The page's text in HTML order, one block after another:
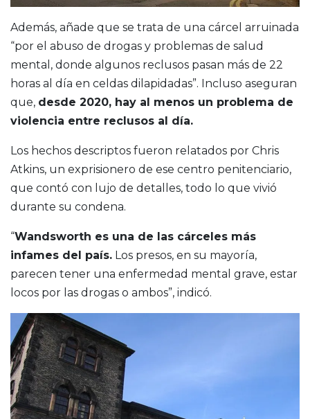
Además, añade que se trata de una cárcel arruinada
“por el abuso de drogas y problemas de salud
mental, donde algunos reclusos pasan más de 22
horas al día en celdas dilapidadas”. Incluso aseguran
que, desde 2020, hay al menos un problema de
violencia entre reclusos al día.
Los hechos descriptos fueron relatados por Chris
Atkins, un exprisionero de ese centro penitenciario,
que contó con lujo de detalles, todo lo que vivió
durante su condena.
“Wandsworth es una de las cárceles más
infames del país. Los presos, en su mayoría,
parecen tener una enfermedad mental grave, estar
locos por las drogas o ambos”, indicó.